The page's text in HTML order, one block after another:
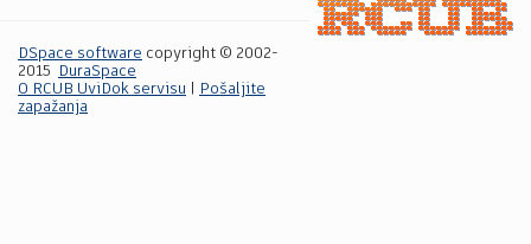
DSpace software copyright © 2002-
2015
DuraSpace
O RCUB UviDok servisu
Pošaljite
zapažanja